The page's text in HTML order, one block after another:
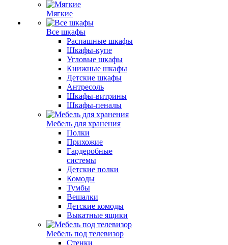
Мягкие
Все шкафы
Распашные шкафы
Шкафы-купе
Угловые шкафы
Книжные шкафы
Детские шкафы
Антресоль
Шкафы-витрины
Шкафы-пеналы
Мебель для хранения
Полки
Прихожие
Гардеробные
системы
Детские полки
Комоды
Тумбы
Вешалки
Детские комоды
Выкатные ящики
Мебель под телевизор
Стенки